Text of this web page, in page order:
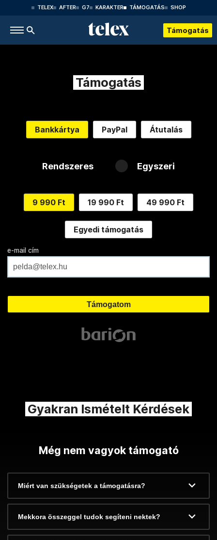
TELEX AFTER G7 KARAKTER TÁMOGATÁS SHOP
Támogatás
Támogatás
Bankkártya PayPal Átutalás
Rendszeres Egyszeri
9 990 Ft 19 990 Ft 49 990 Ft
Egyedi támogatás
e-mail cím
Gyakran Ismételt Kérdések
Még nem vagyok támogató
Miért van szükségetek a támogatásra?
Mekkora összeggel tudok segíteni nektek?